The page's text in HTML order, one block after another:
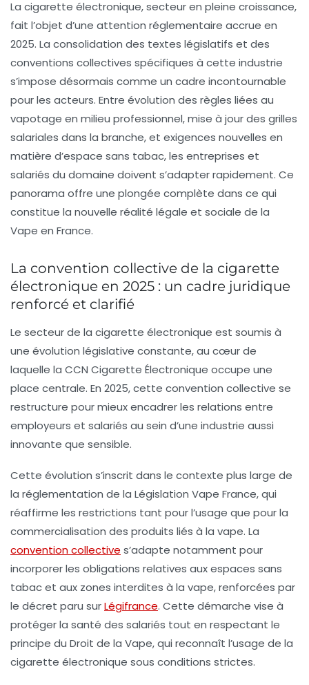
La cigarette électronique, secteur en pleine croissance,
fait l’objet d’une attention réglementaire accrue en
2025. La consolidation des textes législatifs et des
conventions collectives spécifiques à cette industrie
s’impose désormais comme un cadre incontournable
pour les acteurs. Entre évolution des règles liées au
vapotage en milieu professionnel, mise à jour des grilles
salariales dans la branche, et exigences nouvelles en
matière d’espace sans tabac, les entreprises et
salariés du domaine doivent s’adapter rapidement. Ce
panorama offre une plongée complète dans ce qui
constitue la nouvelle réalité légale et sociale de la
Vape en France.
La convention collective de la cigarette
électronique en 2025 : un cadre juridique
renforcé et clarifié
Le secteur de la cigarette électronique est soumis à
une évolution législative constante, au cœur de
laquelle la CCN Cigarette Électronique occupe une
place centrale. En 2025, cette convention collective se
restructure pour mieux encadrer les relations entre
employeurs et salariés au sein d’une industrie aussi
innovante que sensible.
Cette évolution s’inscrit dans le contexte plus large de
la réglementation de la Législation Vape France, qui
réaffirme les restrictions tant pour l’usage que pour la
commercialisation des produits liés à la vape. La
convention collective s’adapte notamment pour
incorporer les obligations relatives aux espaces sans
tabac et aux zones interdites à la vape, renforcées par
le décret paru surLégifrance. Cette démarche vise à
protéger la santé des salariés tout en respectant le
principe du Droit de la Vape, qui reconnaît l’usage de la
cigarette électronique sous conditions strictes.